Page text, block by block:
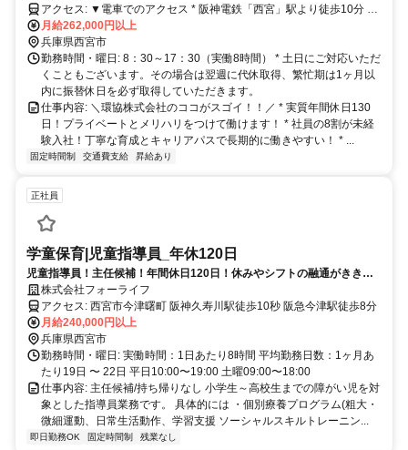
アクセス: ▼電車でのアクセス * 阪神電鉄「西宮」駅より徒歩10分 *
JR「西宮」駅より徒歩10分 * 阪急神戸線「西宮北口」駅より徒歩18
分
月給262,000円以上
兵庫県西宮市
勤務時間・曜日: 8：30～17：30（実働8時間） * 土日にご対応いただ
くこともございます。その場合は翌週に代休取得、繁忙期は1ヶ月以
内に振替休日を必ず取得していただきます。
仕事内容: ＼環協株式会社のココがスゴイ！！／ * 実質年間休日130
日！プライベートとメリハリをつけて働けます！ * 社員の8割が未経
験入社！丁寧な育成とキャリアパスで長期的に働きやすい！ * ...
固定時間制 交通費支給 昇給あり
正社員
学童保育|児童指導員_年休120日
児童指導員！主任候補！年間休日120日！休みやシフトの融通がききや
すい⭐️株式会社フォーライフ
アクセス: 西宮市今津曙町 阪神久寿川駅徒歩10秒 阪急今津駅徒歩8分
月給240,000円以上
兵庫県西宮市
勤務時間・曜日: 実働時間：1日あたり8時間 平均勤務日数：1ヶ月あ
たり19日 〜 22日 平日10:00〜19:00 土曜09:00〜18:00
仕事内容: 主任候補/持ち帰りなし 小学生～高校生までの障がい児を対
象とした指導員業務です。 具体的には ・個別療養プログラム(粗大・
微細運動、日常生活動作、学習支援 ソーシャルスキルトレーニン...
即日勤務OK 固定時間制 残業なし